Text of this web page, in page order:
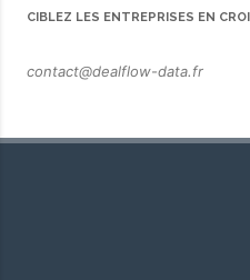
CIBLEZ LES ENTREPRISES EN
contact@dealflow-data.fr